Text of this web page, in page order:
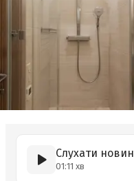
Слухати
01:11 хв